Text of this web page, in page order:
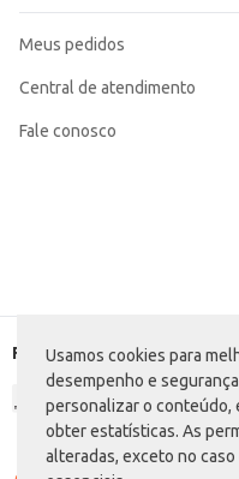
Usamos cookies para
desempenho e
personalizar o conteúdo,
obter estatísticas. As
alteradas, exceto no
Utilize em sanduíches e wraps.
Incorpore em receitas de tortas e
Meus pedidos
Central de atendimento
Fale conosco
Formas de pagamento